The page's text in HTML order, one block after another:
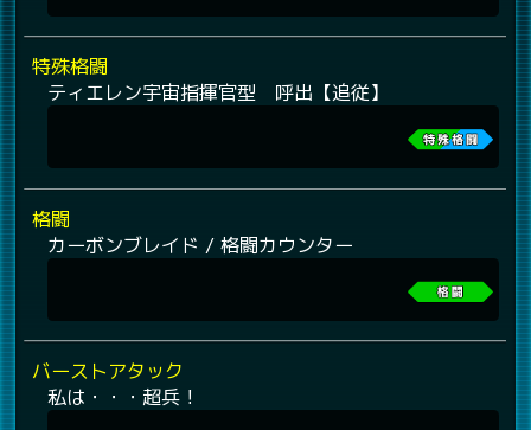
特殊格闘
ティエレン宇宙指揮官型 呼出【追従】
格闘
カーボンブレイド / 格闘カウンター
バーストアタック
私は・・・超兵！